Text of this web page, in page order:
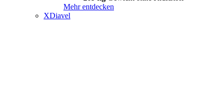
Mehr entdecken
XDiavel